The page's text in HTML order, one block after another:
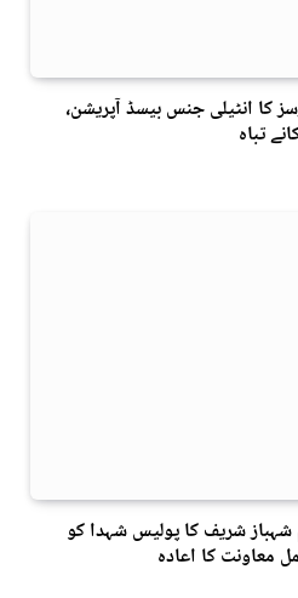
کا انٹیلی جنس بیسڈ آپریشن،
تباہ
شریف کا پولیس شہدا کو
معاونت کا اعادہ